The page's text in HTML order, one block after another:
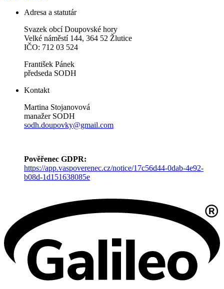
Adresa a statutár
Svazek obcí Doupovské hory
Velké náměstí 144, 364 52 Žlutice
IČO: 712 03 524
František Pánek
předseda SODH
Kontakt
Martina Stojanovová
manažer SODH
sodh.doupovky@gmail.com
Pověřenec GDPR:
https://app.vaspoverenec.cz/notice/17c56d44-0dab-4e92-
b08d-1d151638085e